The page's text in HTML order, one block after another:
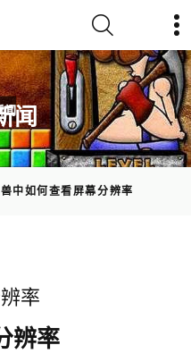
闻
中如何查看屏幕分辨率
率
辨率